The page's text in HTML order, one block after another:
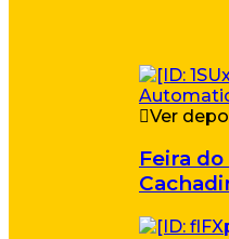
Ver
Feira